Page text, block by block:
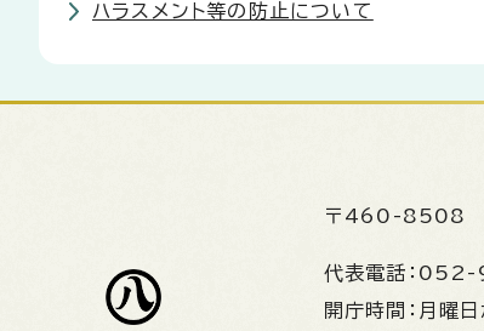
ハラスメント等の防止について
〒460-8508
代表電話： 052-
開庁時間： 月曜